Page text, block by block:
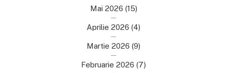
Mai 2026 (15)
Aprilie 2026 (4)
Martie 2026 (9)
Februarie 2026 (7)